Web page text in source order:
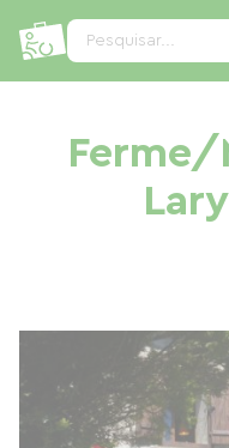
Pesquisar...
Ferme/
Painel de